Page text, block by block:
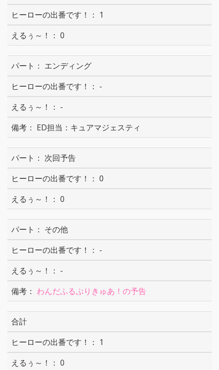
1
0
エンディング
-
-
ED担当：キュアマジェスティ
次回予告
0
0
その他
-
-
わんだふるぷりきゅあ！の予告
合計
1
0